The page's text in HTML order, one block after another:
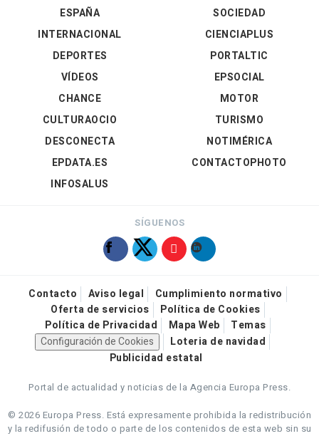
ESPAÑA
INTERNACIONAL
DEPORTES
VÍDEOS
SOCIEDAD
CIENCIAPLUS
PORTALTIC
EPSOCIAL
CHANCE
CULTURAOCIO
DESCONECTA
EPDATA.ES
INFOSALUS
MOTOR
TURISMO
NOTIMÉRICA
CONTACTOPHOTO
SÍGUENOS
Contacto Aviso legal
Cumplimiento normativo
Oferta de servicios
Política de Cookies
Política de Privacidad
Mapa Web
Temas
Configuración de Cookies
Loteria de navidad
Publicidad estatal
Portal de actualidad y noticias de la Agencia Europa Press.
© 2026 Europa Press. Está expresamente prohibida la redistribución
y la redifusión de todo o parte de los contenidos de esta web sin su